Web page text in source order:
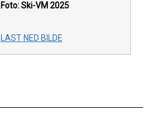
Foto: Ski-VM 2025
LAST NED BILDE